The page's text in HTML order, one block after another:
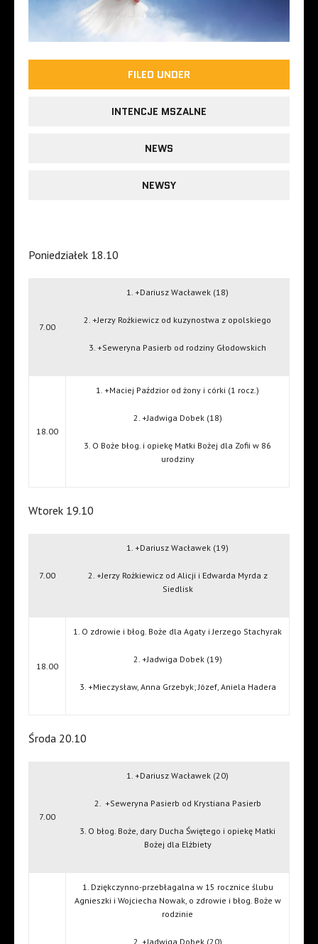
FILED UNDER
INTENCJE MSZALNE
NEWS
NEWSY
Poniedziałek 18.10
7.00
1. +Dariusz Wacławek (18)
2. +Jerzy Rożkiewicz od kuzynostwa z opolskiego
3. +Seweryna Pasierb od rodziny Głodowskich
18.00
1. +Maciej Paździor od żony i córki (1 rocz.)
2. +Jadwiga Dobek (18)
3. O Boże błog. i opiekę Matki Bożej dla Zofii w 86
urodziny
Wtorek 19.10
7.00
1. +Dariusz Wacławek (19)
2. +Jerzy Rożkiewicz od Alicji i Edwarda Myrda z
Siedlisk
18.00
1. O zdrowie i błog. Boże dla Agaty i Jerzego Stachyrak
2. +Jadwiga Dobek (19)
3. +Mieczysław, Anna Grzebyk; Józef, Aniela Hadera
Środa 20.10
7.00
1. +Dariusz Wacławek (20)
2. +Seweryna Pasierb od Krystiana Pasierb
3. O błog. Boże, dary Ducha Świętego i opiekę Matki
Bożej dla Elżbiety
1. Dziękczynno-przebłagalna w 15 rocznice ślubu
Agnieszki i Wojciecha Nowak, o zdrowie i błog. Boże w
rodzinie
2. +Jadwiga Dobek (20)